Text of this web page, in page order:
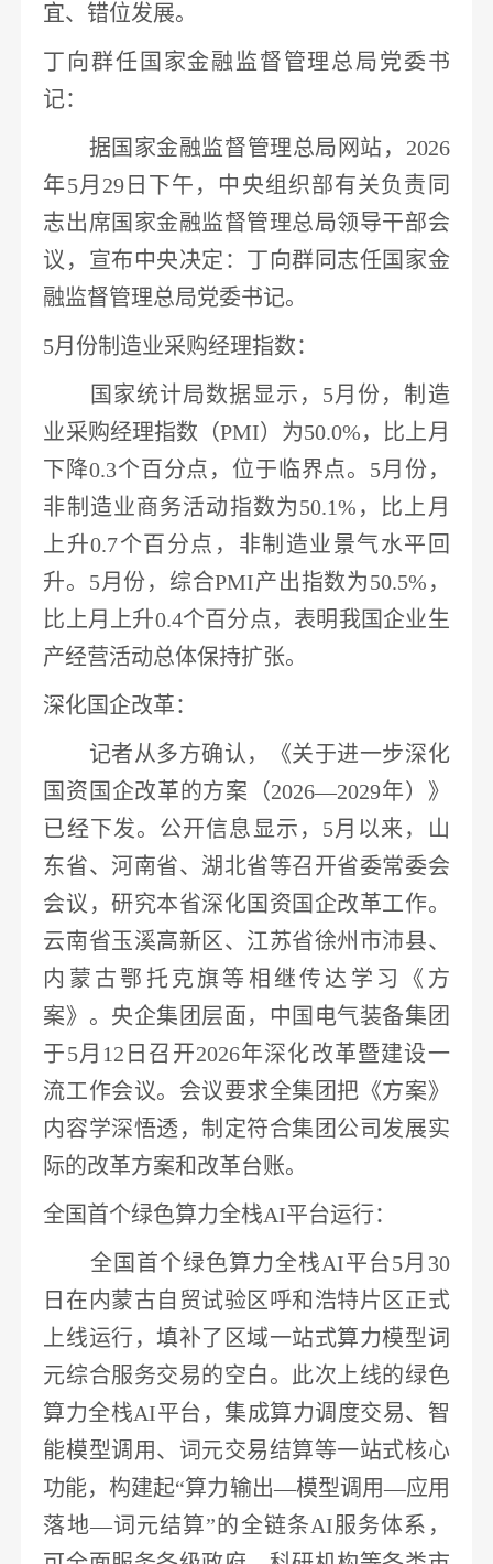
宜、错位发展。
丁向群任国家金融监督管理总局党委书
记：
据国家金融监督管理总局网站， 2026
年5月29日下午，中央组织部有关负责同
志出席国家金融监督管理总局领导干部会
议，宣布中央决定： 丁向群同志任国家金
融监督管理总局党委书记。
5月份制造业采购经理指数：
国家统计局数据显示， 5月份，制造
业采购经理指数（PMI）为50.0%，比上月
下降0.3个百分点，位于临界点。 5月份，
非制造业商务活动指数为50.1%，比上月
上升0.7个百分点，非制造业景气水平回
升。5月份， 综合PMI产出指数为50.5%，
比上月上升0.4个百分点，表明我国企业生
产经营活动总体保持扩张。
深化国企改革：
记者从多方确认，
《关于进一步深化
国资国企改革的方案（2026—2029年）》
已经下发。公开信息显示， 5月以来，山
东省、河南省、湖北省等召开省委常委会
会议，研究本省深化国资国企改革工作。
云南省玉溪高新区、江苏省徐州市沛县、
内蒙古鄂托克旗等相继传达学习《方
案》。央企集团层面，中国电气装备集团
于5月12日召开2026年深化改革暨建设一
流工作会议。会议要求全集团把《方案》
内容学深悟透，制定符合集团公司发展实
际的改革方案和改革台账。
全国首个绿色算力全栈AI平台运行：
全国首个绿色算力全栈AI平台5月30
日在内蒙古自贸试验区呼和浩特片区正式
上线运行 ，填补了区域一站式算力模型词
元综合服务交易的空白。此次上线的绿色
算力全栈AI平台，集成算力调度交易、智
能模型调用、词元交易结算等一站式核心
功能，构建起“算力输出—模型调用—应用
落地—词元结算”的全链条AI服务体系，